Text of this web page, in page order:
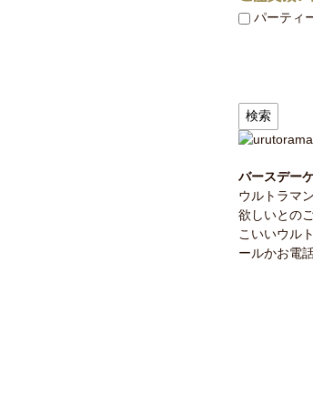
パーティ
バースデー
ウルトラマ
欲しいとの
こいいウル
ールかお電